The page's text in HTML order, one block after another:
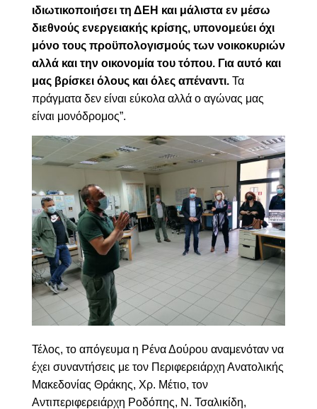
ιδιωτικοποιήσει τη ΔΕΗ και μάλιστα εν μέσω
διεθνούς ενεργειακής κρίσης, υπονομεύει όχι
μόνο τους προϋπολογισμούς των νοικοκυριών
αλλά και την οικονομία του τόπου. Για αυτό και
μας βρίσκει όλους και όλες απέναντι.Τα
πράγματα δεν είναι εύκολα αλλά ο αγώνας μας
είναι μονόδρομος”.
Τέλος, το απόγευμα η Ρένα Δούρου αναμενόταν να
έχει συναντήσεις με τον Περιφερειάρχη Ανατολικής
Μακεδονίας Θράκης, Χρ. Μέτιο, τον
Αντιπεριφερειάρχη Ροδόπης, Ν. Τσαλικίδη,